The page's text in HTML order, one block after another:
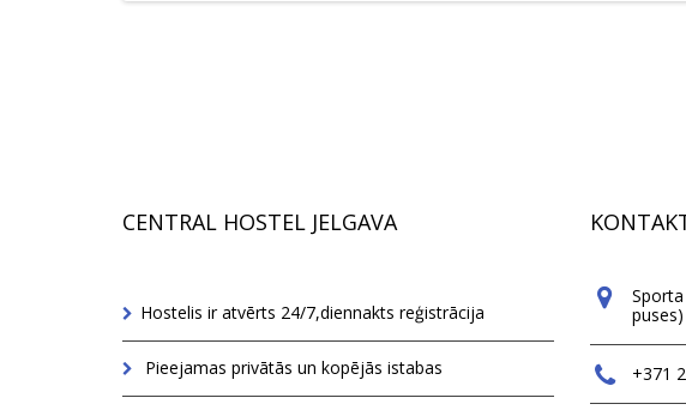
CENTRAL HOSTEL JELGAVA
Hostelis ir atvērts 24/7,diennakts reģistrācija
Pieejamas privātās un kopējās istabas
puses)
+371